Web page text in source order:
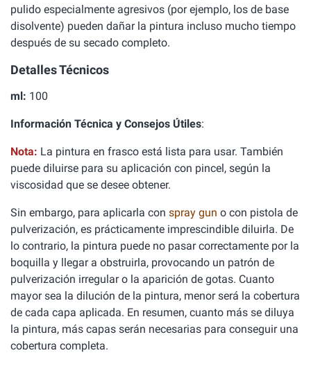
pulido especialmente agresivos (por ejemplo, los de base
disolvente) pueden dañar la pintura incluso mucho tiempo
después de su secado completo.
Detalles Técnicos
ml: 100
Información Técnica y Consejos Útiles:
Nota: La pintura en frasco está lista para usar. También
puede diluirse para su aplicación con pincel, según la
viscosidad que se desee obtener.
Sin embargo, para aplicarla con spray gun o con pistola de
pulverización, es prácticamente imprescindible diluirla. De
lo contrario, la pintura puede no pasar correctamente por la
boquilla y llegar a obstruirla, provocando un patrón de
pulverización irregular o la aparición de gotas. Cuanto
mayor sea la dilución de la pintura, menor será la cobertura
de cada capa aplicada. En resumen, cuanto más se diluya
la pintura, más capas serán necesarias para conseguir una
cobertura completa.